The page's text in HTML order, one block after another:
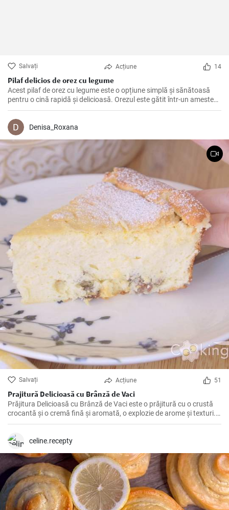
Salvați Acțiune 14
Pilaf delicios de orez cu legume
Acest pilaf de orez cu legume este o opțiune simplă și sănătoasă
pentru o cină rapidă și delicioasă. Orezul este gătit într-un amestec
aromat de legume, iar adăugarea de legume proaspete aduce o
textură crocantă și un plus de nutrienți.
Denisa_Roxana
Salvați Acțiune 51
Prajitură Delicioasă cu Brânză de Vaci
Prăjitura Delicioasă cu Brânză de Vaci este o prăjitură cu o crustă
crocantă și o cremă fină și aromată, o explozie de arome și texturi.
Această rețetă cu brânză de vaci este perfectă pentru orice
celine.recepty